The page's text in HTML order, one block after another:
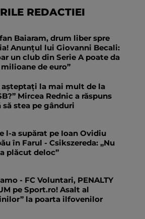
REDACTIEI
Baiaram, drum liber spre
Anunțul lui Giovanni Becali:
un club din Serie A poate da
de euro”
așteptați la mai mult de la
Mircea Rednic a răspuns
să stea pe gânduri
l-a supărat pe Ioan Ovidiu
în Farul - Csikszereda: „Nu
plăcut deloc”
- FC Voluntari, PENALTY
pe Sport.ro! Asalt al
la poarta ilfovenilor